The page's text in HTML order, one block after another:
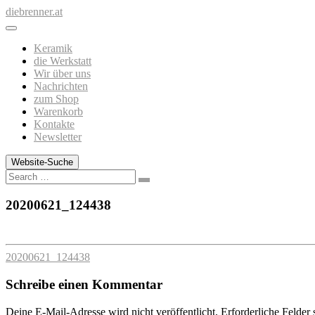
Zum
Inhalt
diebrenner.at
Keramik
die Werkstatt
Wir über uns
Nachrichten
zum Shop
Warenkorb
Kontakte
Newsletter
Website-Suche
Search
20200621_124438
20200621_124438
Schreibe einen Kommentar
Deine E-Mail-Adresse wird nicht veröffentlicht. Erforderliche Felder